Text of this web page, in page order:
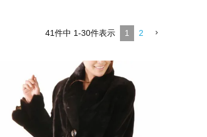
41件中 1-30件表示 1 2